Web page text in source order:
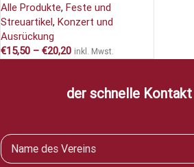
Alle Produkte, Feste und
Streuartikel, Konzert und
Ausrückung
€15,50 – €20,20 inkl. Mwst.
der schnelle Kontakt
V
e